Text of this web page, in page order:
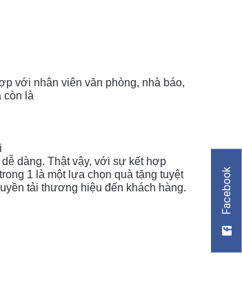
với nhân viên văn phòng, nhà báo,
còn là
dàng. Thật vậy, với sự kết hợp
1 là một lựa chọn quà tặng tuyệt
tải thương hiệu đến khách hàng.
Facebook